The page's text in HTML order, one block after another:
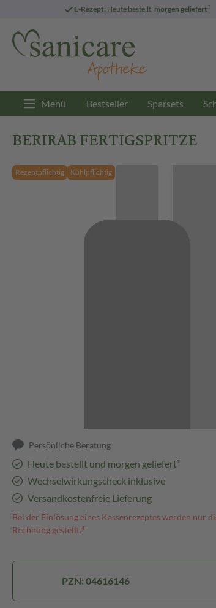
E-Rezept: Heute bestellt, morgen geliefert3
Menü Bestseller Sparsets
BERIRAB FERTIGSPRITZE
Rezeptpflichtig Kühlpflichtig
Persönliche Beratung
Heute bestellt und morgen geliefert³
Wechselwirkungscheck inklusive
Versandkostenfreie Lieferung
Bei der Einlösung eines Kassenrezeptes werden nur
Rechnung gestellt.⁴
PZN: 04616146